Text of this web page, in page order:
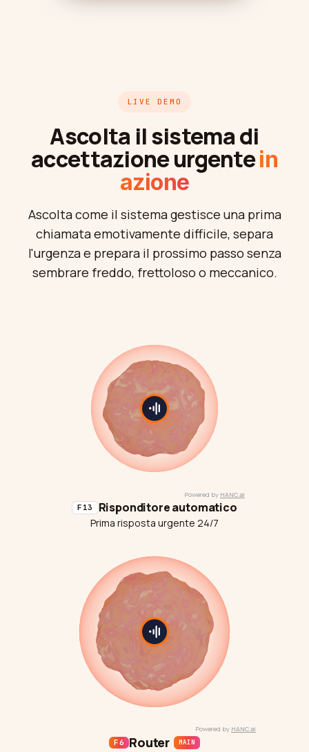
23 settori →
LIVE DEMO
Ascolta il sistema di
accettazione urgentein
azione
Ascolta come il sistema gestisce una prima
chiamata emotivamente difficile, separa
l'urgenza e prepara il prossimo passo senza
sembrare freddo, frettoloso o meccanico.
F13 Risponditore automatico
Prima risposta urgente 24/7
F6 Router MAIN